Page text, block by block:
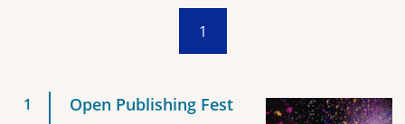
1
Open Publishing Fest